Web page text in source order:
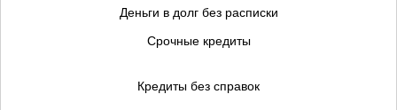
Деньги в долг без расписки
Срочные кредиты
Кредиты без справок